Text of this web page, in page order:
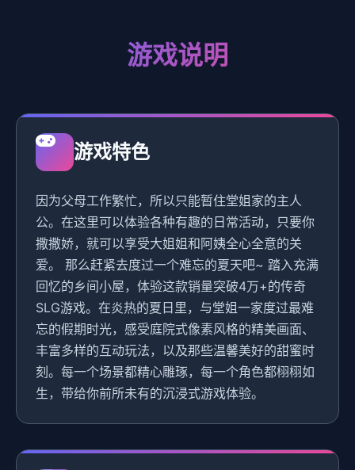
游戏说明
游戏特色
因为父母工作繁忙，所以只能暂住堂姐家的主人
公。在这里可以体验各种有趣的日常活动，只要你
撒撒娇，就可以享受大姐姐和阿姨全心全意的关
爱。 那么赶紧去度过一个难忘的夏天吧~ 踏入充满
回忆的乡间小屋，体验这款销量突破4万+的传奇
SLG游戏。在炎热的夏日里，与堂姐一家度过最难
忘的假期时光，感受庭院式像素风格的精美画面、
丰富多样的互动玩法，以及那些温馨美好的甜蜜时
刻。每一个场景都精心雕琢，每一个角色都栩栩如
生，带给你前所未有的沉浸式游戏体验。